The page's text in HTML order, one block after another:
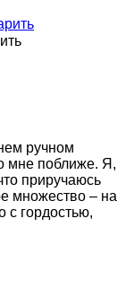
ручном
мне поближе. Я,
приручаюсь
множество – на
с гордостью,